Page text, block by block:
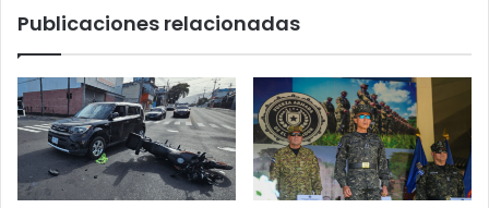
Publicaciones relacionadas